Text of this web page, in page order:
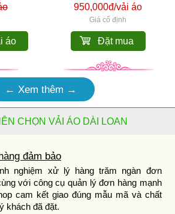
áo
950,000đ/vải áo
Giá cố định
Đặt mua
← Xem thêm →
CHỌN VẢI ÁO DÀI LOAN
đảm bảo
nghiệm xử lý hàng trăm ngàn đơn
với công cụ quản lý đơn hàng mạnh
cam kết giao đúng mẫu mã và chất
khách đã đặt.